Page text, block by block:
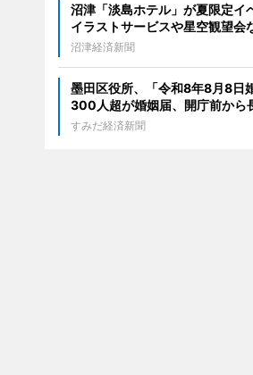
沼津「淡島ホテル」が夏限定イ
イラストサービスや星空観望会
沼津経済新聞
墨田区役所、「令和8年8月8日
300人超が婚姻届、開庁前から
すみだ経済新聞